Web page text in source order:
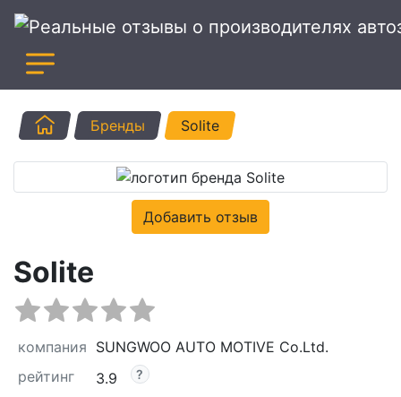
ГлавнаяБренды Solite
Добавить отзыв
Solite
компания SUNGWOO AUTO MOTIVE Co.Ltd.
рейтинг
3.9